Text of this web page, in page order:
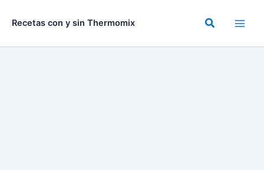
Recetas con y sin Thermomix Buscar